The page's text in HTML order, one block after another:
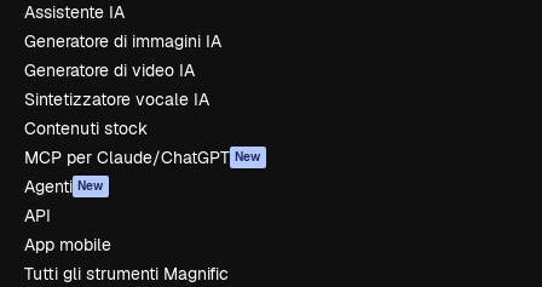
Assistente IA
Generatore di immagini IA
Generatore di video IA
Sintetizzatore vocale IA
Contenuti stock
MCP per Claude/ChatGPT New
Agenti New
API
App mobile
Tutti gli strumenti Magnific